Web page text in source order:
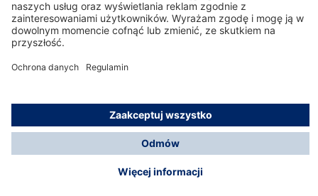
O nas
Korzystanie ze sklepu
© Dräger Polska Sp. z o.o., 2025
*Wszystkie ceny bez VAT, na warunkach opisanych w